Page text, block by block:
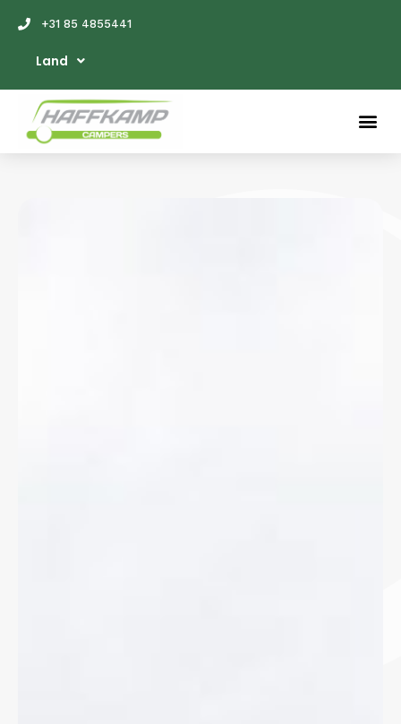
+31 85 4855441
Land